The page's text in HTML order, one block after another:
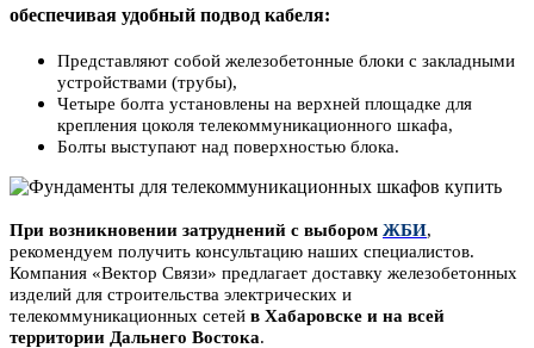
обеспечивая удобный подвод кабеля:
Представляют собой железобетонные блоки с закладными
устройствами (трубы),
Четыре болта установлены на верхней площадке для
крепления цоколя телекоммуникационного шкафа,
Болты выступают над поверхностью блока.
При возникновении затруднений с выбором ЖБИ,
рекомендуем получить консультацию наших специалистов.
Компания «Вектор Связи» предлагает доставку железобетонных
изделий для строительства электрических и
телекоммуникационных сетей в Хабаровске и на всей
территории Дальнего Востока.